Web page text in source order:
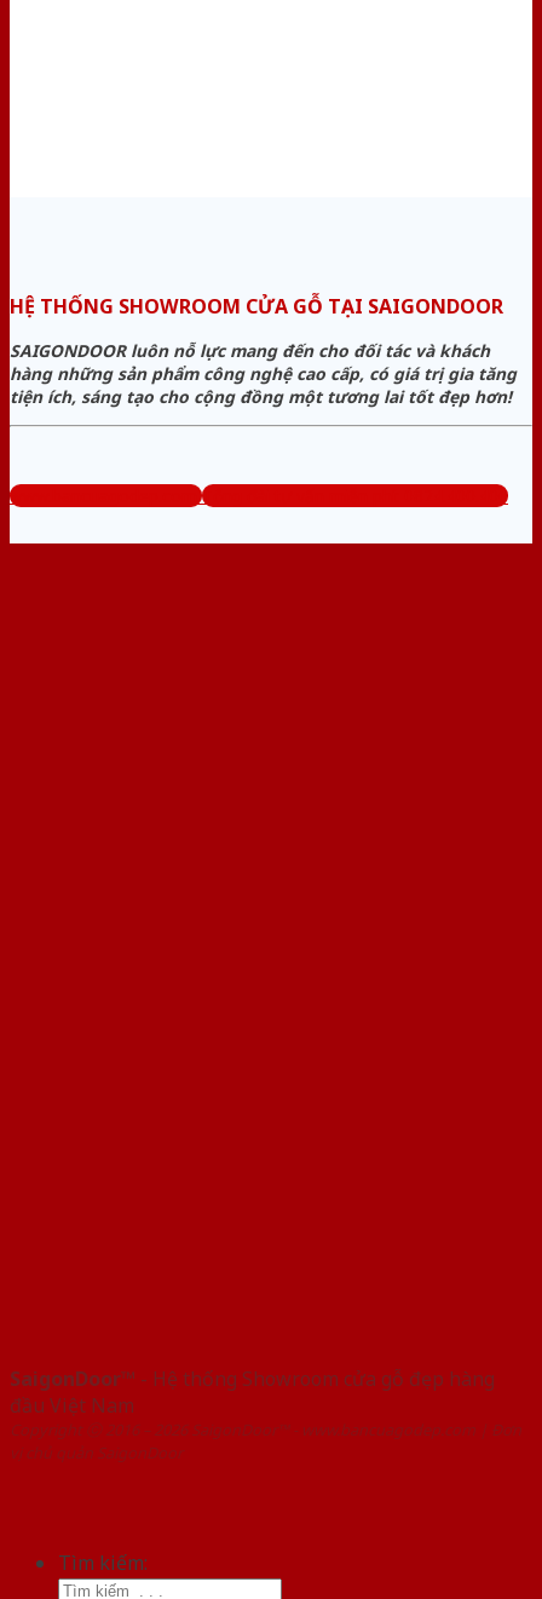
HỆ THỐNG SHOWROOM CỬA GỖ TẠI SAIGONDOOR
SAIGONDOOR luôn nỗ lực mang đến cho đối tác và khách
hàng những sản phẩm công nghệ cao cấp, có giá trị gia tăng
tiện ích, sáng tạo cho cộng đồng một tương lai tốt đẹp hơn!
www.bancuagodep.com Tổng đài tư vấn miễn phí: 0824.400.400
SaigonDoor™ - Hệ thống Showroom cửa gỗ đẹp hàng
đầu Việt Nam
Copyright ⓒ 2016 – 2026 SaigonDoor™ - www.bancuagodep.com | Đơn
vị chủ quản SaigonDoor
Tìm kiếm: